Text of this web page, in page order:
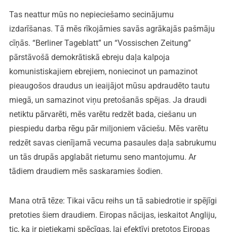
Tas neattur mūs no nepieciešamo secinājumu
izdarīšanas. Tā mēs rīkojāmies savās agrākajās pašmāju
cīņās. “Berliner Tageblatt” un “Vossischen Zeitung”
pārstāvošā demokrātiskā ebreju daļa kalpoja
komunistiskajiem ebrejiem, noniecinot un pamazinot
pieaugošos draudus un ieaijājot mūsu apdraudēto tautu
miegā, un samazinot viņu pretošanās spējas. Ja draudi
netiktu pārvarēti, mēs varētu redzēt bada, ciešanu un
piespiedu darba rēgu pār miljoniem vāciešu. Mēs varētu
redzēt savas cienījamā vecuma pasaules daļa sabrukumu
un tās drupās apglabāt rietumu seno mantojumu. Ar
tādiem draudiem mēs saskaramies šodien.
Mana otrā tēze: Tikai vācu reihs un tā sabiedrotie ir spējīgi
pretoties šiem draudiem. Eiropas nācijas, ieskaitot Angliju,
tic, ka ir pietiekami spēcīgas, lai efektīvi pretotos Eiropas